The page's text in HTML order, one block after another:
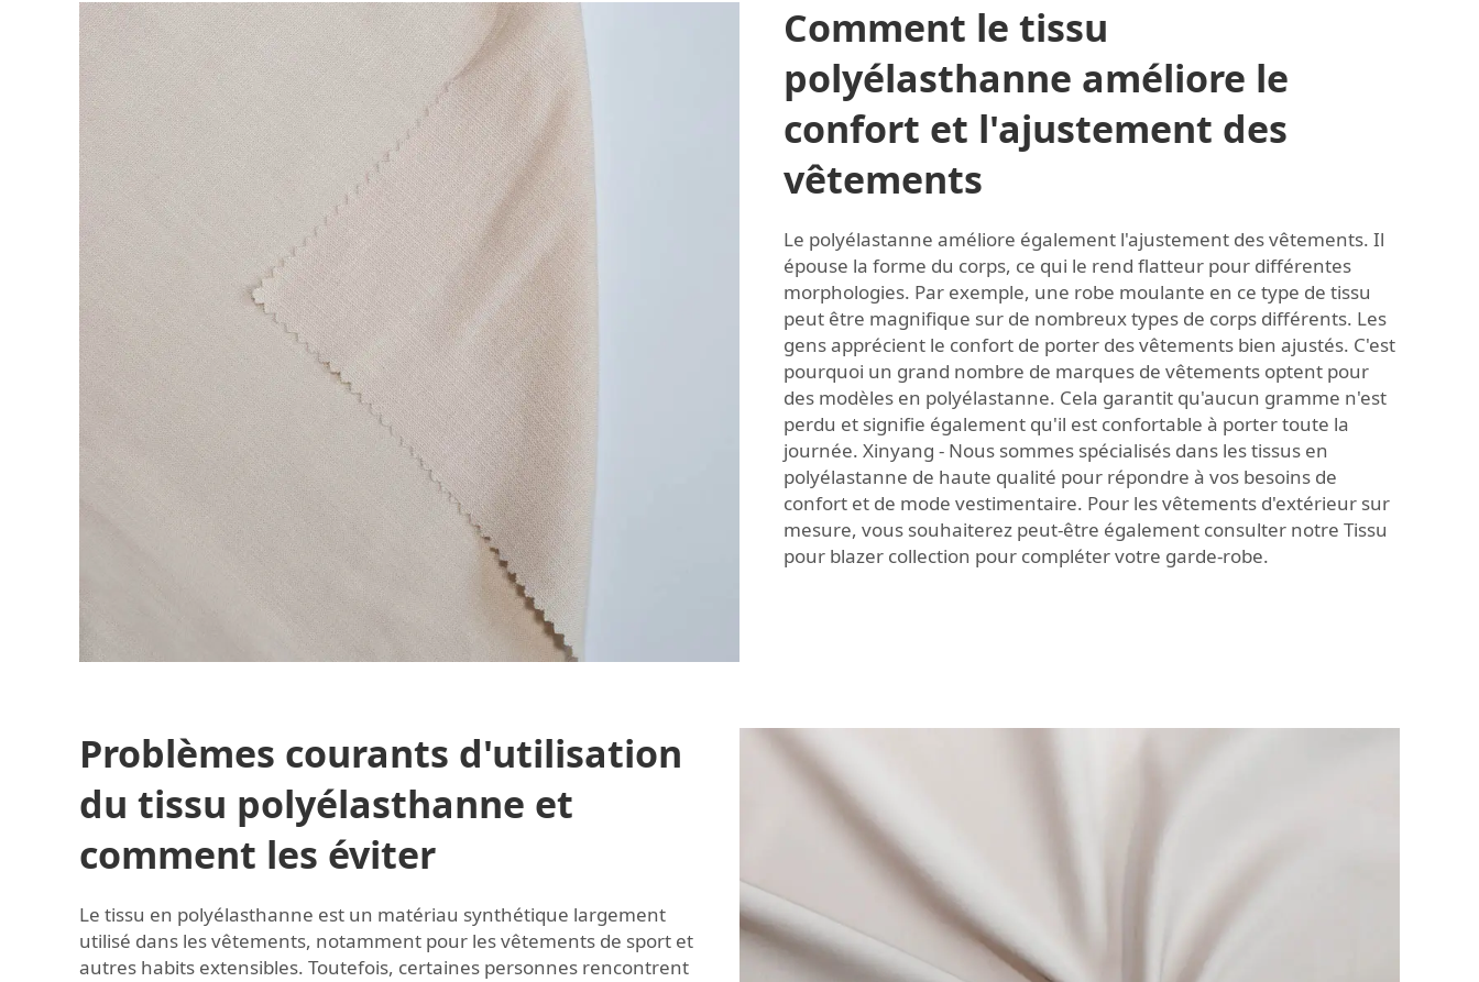
Comment le tissu
polyélasthanne améliore le
confort et l'ajustement des
vêtements
Le polyélastanne améliore également l'ajustement des vêtements. Il
épouse la forme du corps, ce qui le rend flatteur pour différentes
morphologies. Par exemple, une robe moulante en ce type de tissu
peut être magnifique sur de nombreux types de corps différents. Les
gens apprécient le confort de porter des vêtements bien ajustés. C'est
pourquoi un grand nombre de marques de vêtements optent pour
des modèles en polyélastanne. Cela garantit qu'aucun gramme n'est
perdu et signifie également qu'il est confortable à porter toute la
journée. Xinyang - Nous sommes spécialisés dans les tissus en
polyélastanne de haute qualité pour répondre à vos besoins de
confort et de mode vestimentaire. Pour les vêtements d'extérieur sur
mesure, vous souhaiterez peut-être également consulter notre Tissu
pour blazer collection pour compléter votre garde-robe.
Problèmes courants d'utilisation
du tissu polyélasthanne et
comment les éviter
Le tissu en polyélasthanne est un matériau synthétique largement
utilisé dans les vêtements, notamment pour les vêtements de sport et
autres habits extensibles. Toutefois, certaines personnes rencontrent